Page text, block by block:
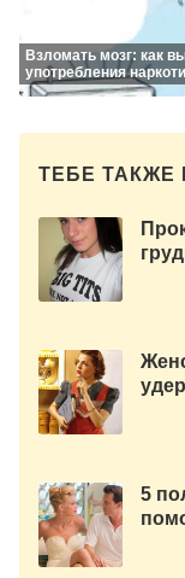
Взломать мозг: как
употребления
ТЕБЕ ТАКЖЕ
5